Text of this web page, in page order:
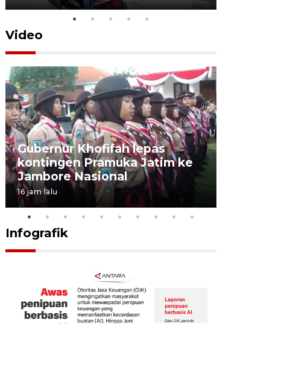
Video
Gubernur Khofifah lepas
kontingen Pramuka Jatim ke
Jambore Nasional
16 jam lalu
Infografik